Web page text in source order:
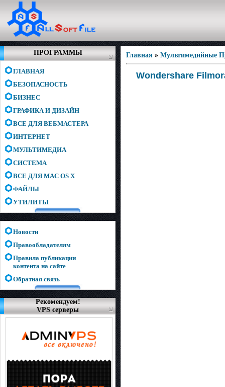
ПРОГРАММЫ
ГЛАВНАЯ
БЕЗОПАСНОСТЬ
БИЗНЕС
ГРАФИКА И ДИЗАЙН
ВСЕ ДЛЯ ВЕБМАСТЕРА
ИНТЕРНЕТ
МУЛЬТИМЕДИА
СИСТЕМА
ВСЕ ДЛЯ MAC OS X
ФАЙЛЫ
УТИЛИТЫ
Новости
Правообладателям
Правила публикации
контента на сайте
Обратная связь
Рекомендуем!
VPS серверы
Главная » Мультимедийные
Wondershare